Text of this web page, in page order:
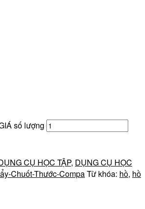
số lượng
CỤ HỌC TẬP, DỤNG CỤ HỌC
Chuốt-Thước-CompaTừ khóa: hồ, hồ